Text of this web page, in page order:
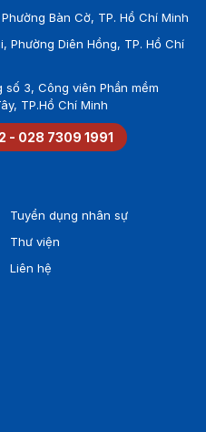
Bàn Cờ, TP. Hồ Chí Minh
Phường Diên Hồng, TP. Hồ Chí
số 3, Công viên Phần mềm
TP.Hồ Chí Minh
- 028 7309 1991
Tuyển dụng nhân sự
Thư viện
Liên hệ